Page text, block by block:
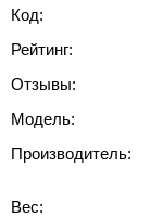
Код:
Рейтинг:
Отзывы:
Модель:
Производитель:
Вес: